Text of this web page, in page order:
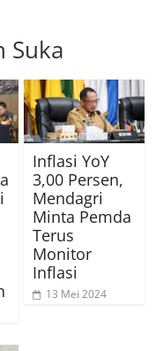
Suka
Inflasi YoY
3,00 Persen,
Mendagri
Minta Pemda
Terus
Monitor
Inflasi
13 Mei 2024